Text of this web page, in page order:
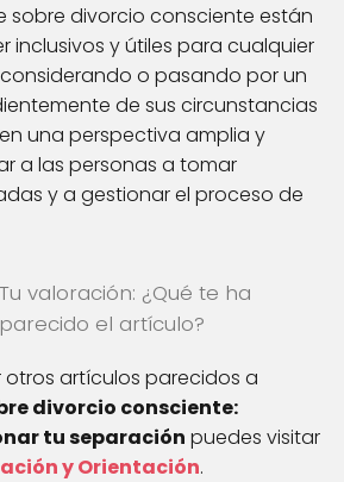
sobre divorcio consciente están
inclusivos y útiles para cualquier
o pasando por un
de sus circunstancias
una perspectiva amplia y
a las personas a tomar
y a gestionar el proceso de
Tu valoración: ¿Qué te ha
parecido el artículo?
otros artículos parecidos a
divorcio consciente:
tu separación puedes visitar
y Orientación.